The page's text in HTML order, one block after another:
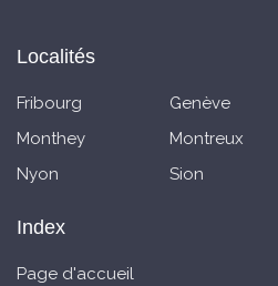
Localités
Fribourg Genève
Monthey
Montreux
Nyon
Sion
Index
Page d'accueil